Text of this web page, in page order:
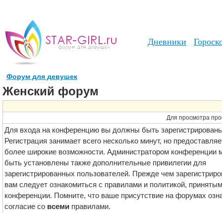
Дневники
Форум для девушек
Женский форум
Для просмотра
Для входа на конференцию вы должны быть
Регистрация занимает всего несколько минут, но
более широкие возможности. Администратором конференции
быть установлены также дополнительные привилегии для
зарегистрированных пользователей. Прежде чем
вам следует ознакомиться с правилами и политикой,
конференции. Помните, что ваше присутствие на форумах
согласие со всеми правилами.